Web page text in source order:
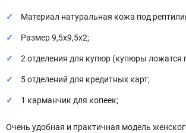
Материал натуральная кожа под
Размер 9,5х9,5х2;
2 отделения для купюр (купюры ложатся
5 отделений для кредитных карт;
1 карманчик для копеек;
Очень удобная и практичная модель